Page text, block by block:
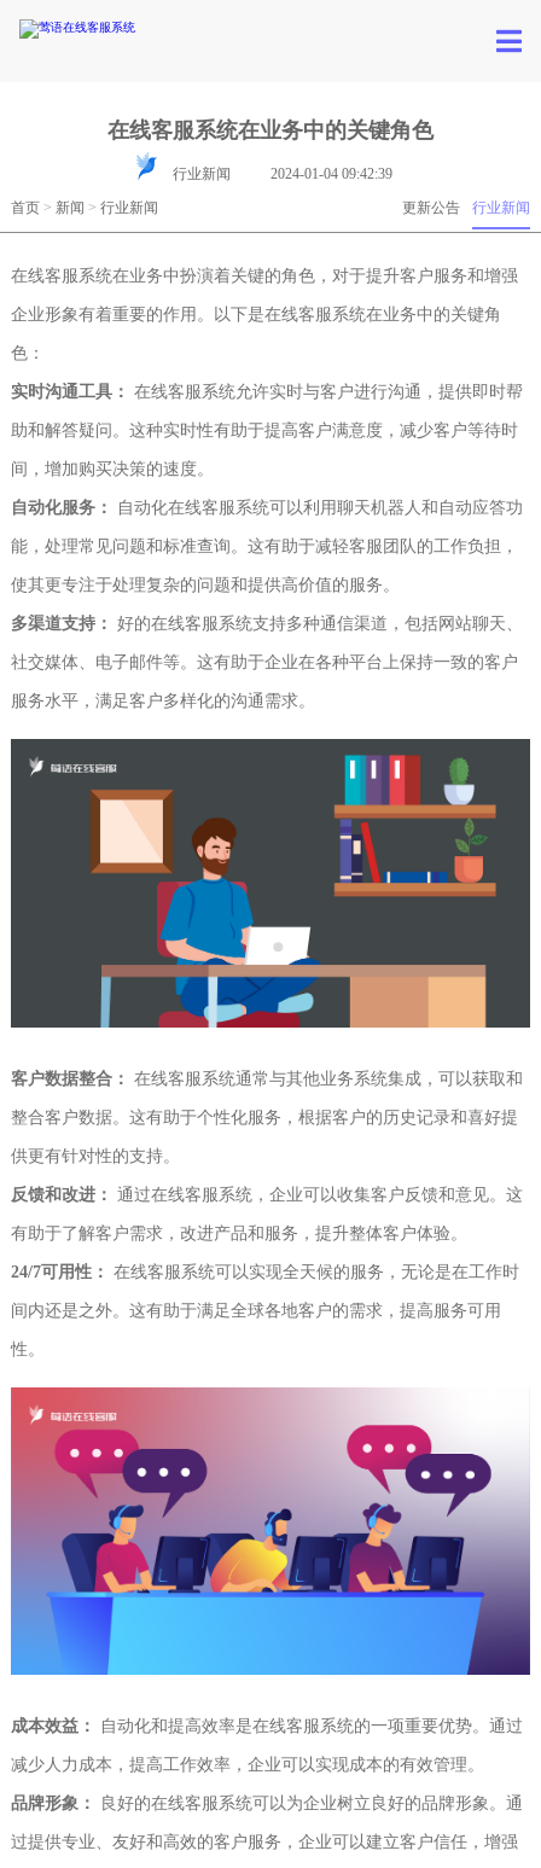
在线客服系统在业务中的关键角色
行业新闻
2024-01-04 09:42:39
行业新闻
更新公告
首页> 新闻 > 行业新闻
在线客服系统在业务中扮演着关键的角色，对于提升客户服务和增强
企业形象有着重要的作用。以下是在线客服系统在业务中的关键角
色：
实时沟通工具： 在线客服系统允许实时与客户进行沟通，提供即时帮
助和解答疑问。这种实时性有助于提高客户满意度，减少客户等待时
间，增加购买决策的速度。
自动化服务： 自动化在线客服系统可以利用聊天机器人和自动应答功
能，处理常见问题和标准查询。这有助于减轻客服团队的工作负担，
使其更专注于处理复杂的问题和提供高价值的服务。
多渠道支持： 好的在线客服系统支持多种通信渠道，包括网站聊天、
社交媒体、电子邮件等。这有助于企业在各种平台上保持一致的客户
服务水平，满足客户多样化的沟通需求。
客户数据整合： 在线客服系统通常与其他业务系统集成，可以获取和
整合客户数据。这有助于个性化服务，根据客户的历史记录和喜好提
供更有针对性的支持。
反馈和改进： 通过在线客服系统，企业可以收集客户反馈和意见。这
有助于了解客户需求，改进产品和服务，提升整体客户体验。
24/7可用性： 在线客服系统可以实现全天候的服务，无论是在工作时
间内还是之外。这有助于满足全球各地客户的需求，提高服务可用
性。
成本效益： 自动化和提高效率是在线客服系统的一项重要优势。通过
减少人力成本，提高工作效率，企业可以实现成本的有效管理。
品牌形象： 良好的在线客服系统可以为企业树立良好的品牌形象。通
过提供专业、友好和高效的客户服务，企业可以建立客户信任，增强